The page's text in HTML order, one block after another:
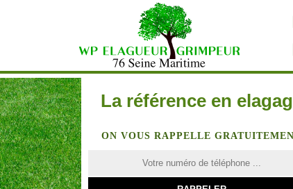
La référence en
ON VOUS RAPPELLE